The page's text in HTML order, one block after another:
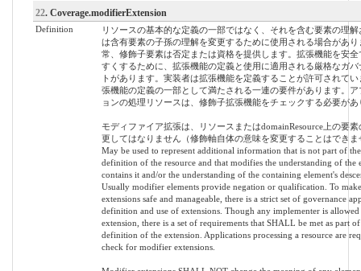
22. Coverage.modifierExtension
Definition
リソースの基本的な定義の一部ではなく、それを含む要素の理解
は含有要素の子孫の理解を変更するために使用される場合があり
常、修飾子要素は否定または資格を提供します。拡張機能を安全
すくするために、拡張機能の定義と使用に適用される厳格なガバ
トがあります。実装者は拡張機能を定義することが許可されて
張機能の定義の一部として満たされる一連の要件があります。ア
ョンの処理リソースは、修飾子拡張機能をチェックする必要があ
モディファイア拡張は、リソースまたはdomainResource上の要
更してはなりません（修飾軸自体の意味を変更することはできま
May be used to represent additional information that is not part of
definition of the resource and that modifies the understanding of the
contains it and/or the understanding of the containing element's
Usually modifier elements provide negation or qualification. To
extensions safe and manageable, there is a strict set of governance
definition and use of extensions. Though any implementer is
extension, there is a set of requirements that SHALL be met as part
definition of the extension. Applications processing a resource are
check for modifier extensions.